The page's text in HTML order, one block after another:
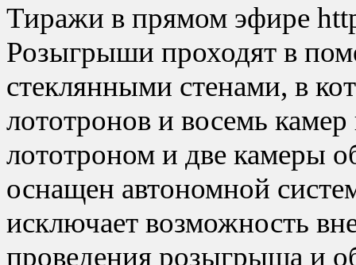
Тиражи в прямом эфире
Розыгрыши проходят в
стеклянными стенами, в
лототронов и восемь
лототроном и две камеры
оснащен автономной
исключает возможность
проведения розыгрыша и